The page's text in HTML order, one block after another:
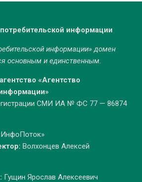
информации
информации» домен
основным и единственным.
«Агентство
СМИ ИА № ФС 77 — 86874
Волхонцев Алексей
Гущин Ярослав Алексеевич